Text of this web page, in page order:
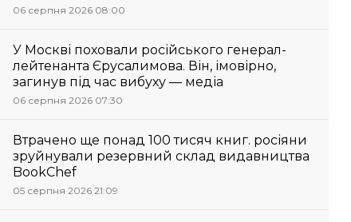
06 серпня 2026 08:00
У Москві поховали російського генерал-
лейтенанта Єрусалимова. Він, імовірно,
загинув під час вибуху — медіа
06 серпня 2026 07:30
Втрачено ще понад 100 тисяч книг. росіяни
зруйнували резервний склад видавництва
BookChef
05 серпня 2026 21:09